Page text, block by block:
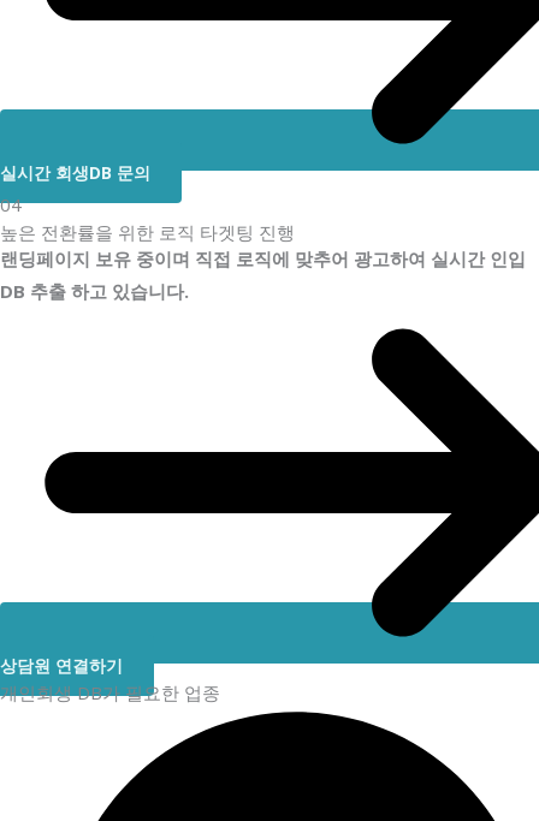
실시간 회생DB 문의
04
높은 전환률을 위한 로직 타겟팅 진행
랜딩페이지 보유 중이며 직접 로직에 맞추어 광고하여 실시간 인입
DB 추출 하고 있습니다.
상담원 연결하기
개인회생 DB가 필요한 업종